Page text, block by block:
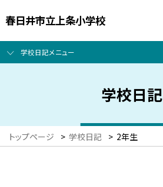
春日井市立上条小学校
学校日記メニュー
学校日記
トップページ > 学校日記 > 2年生